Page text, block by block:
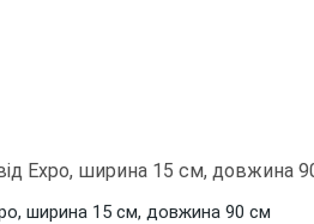
ширина 15 см, довжина 90 см